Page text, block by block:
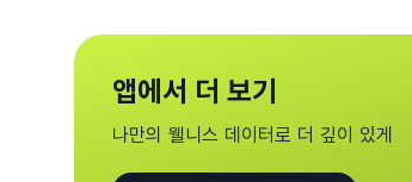
앱에서 더 보기
나만의 웰니스 데이터로 더 깊이 있게